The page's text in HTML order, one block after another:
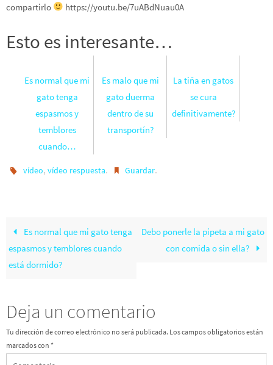
compartirlo
https://youtu.be/7uABdNuau0A
Esto es interesante…
Es normal que mi
gato tenga
espasmos y
temblores
cuando…
Es malo que mi
gato duerma
dentro de su
transportín?
La tiña en gatos
se cura
definitivamente?
vídeo,vídeo respuesta. Guardar.
Es normal que mi gato tenga
espasmos y temblores cuando
está dormido?
Debo ponerle la pipeta a mi gato
con comida o sin ella?
Deja un comentario
Tu dirección de correo electrónico no será publicada. Los campos obligatorios están
marcados con *